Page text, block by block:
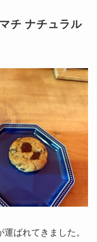
チ ナチュラル
ばれてきました。